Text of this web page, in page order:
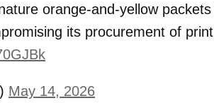
orange-and-yellow
its procurement of
May 14, 2026